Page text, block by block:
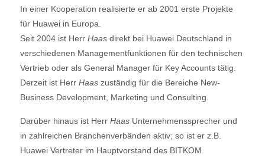
In einer Kooperation realisierte er ab 2001 erste Projekte
für Huawei in Europa.
Seit 2004 ist Herr Haasdirekt bei Huawei Deutschland in
verschiedenen Managementfunktionen für den technischen
Vertrieb oder als General Manager für Key Accounts tätig.
Derzeit ist Herr Haaszuständig für die Bereiche New-
Business Development, Marketing und Consulting.
Darüber hinaus ist Herr HaasUnternehmenssprecher und
in zahlreichen Branchenverbänden aktiv; so ist er z.B.
Huawei Vertreter im Hauptvorstand des BITKOM.